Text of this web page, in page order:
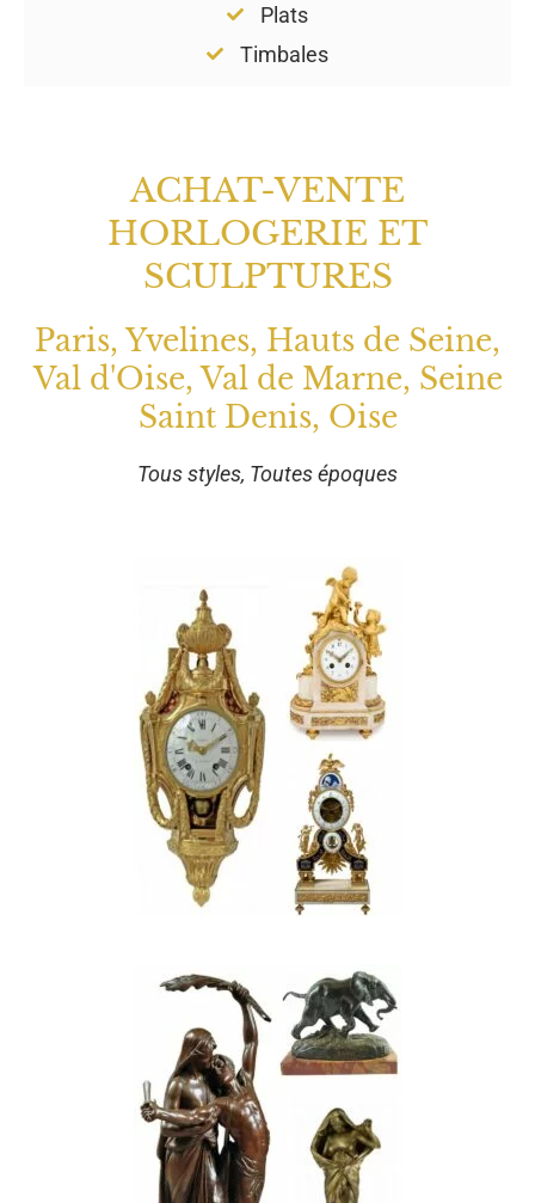
Plats
Timbales
ACHAT-VENTE
HORLOGERIE ET
SCULPTURES
Paris, Yvelines, Hauts de Seine,
Val d'Oise, Val de Marne, Seine
Saint Denis, Oise
Tous styles, Toutes époques